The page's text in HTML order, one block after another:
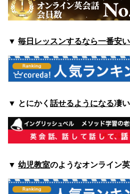
▼毎日レッスンするなら一番安い
▼ とにかく話せるようになる凄
▼幼児教室のようなオンライン